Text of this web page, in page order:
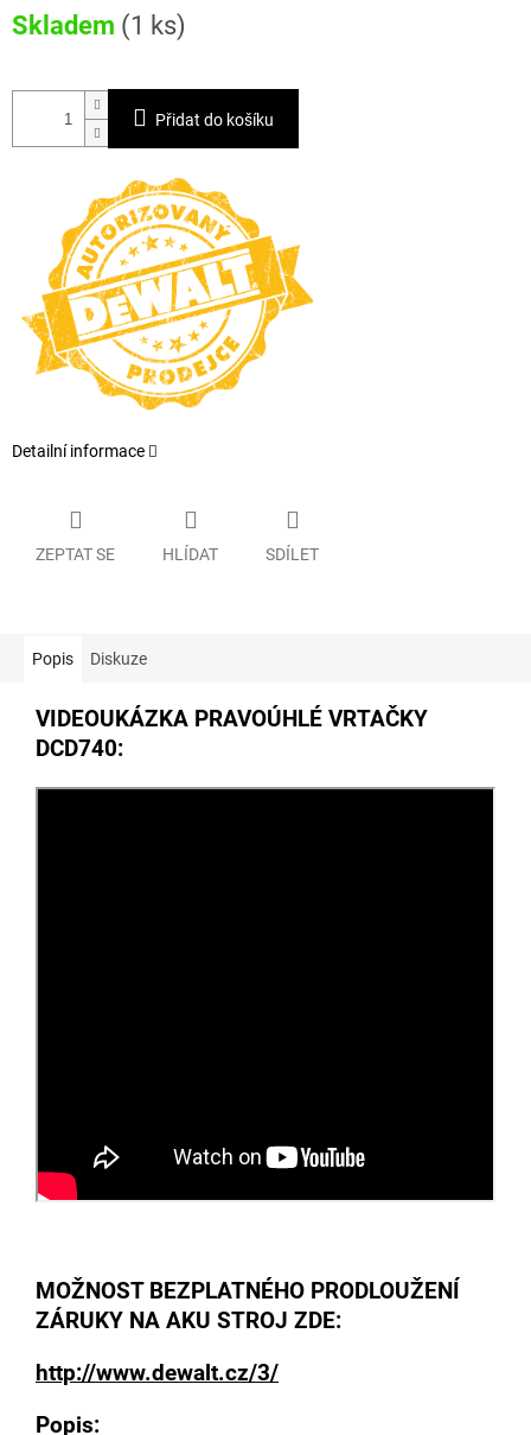
cena:
Skladem (1 ks)
Přidat do košíku
Detailní informace
ZEPTAT SE HLÍDAT SDÍLET
Popis Diskuze
VIDEOUKÁZKA PRAVOÚHLÉ VRTAČKY
DCD740:
MOŽNOST BEZPLATNÉHO PRODLOUŽENÍ
ZÁRUKY NA AKU STROJ ZDE:
http://www.dewalt.cz/3/
Popis: